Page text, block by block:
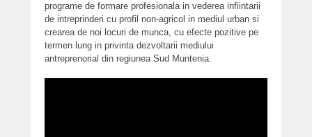
programe de formare profesionala in vederea infiintarii
de intreprinderi cu profil non-agricol in mediul urban si
crearea de noi locuri de munca, cu efecte pozitive pe
termen lung in privinta dezvoltarii mediului
antreprenorial din regiunea Sud Muntenia.